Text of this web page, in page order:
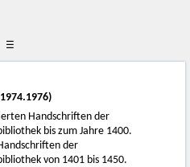
☰
Handschriften der
bis zum Jahre 1400.
der
von 1401 bis 1450.